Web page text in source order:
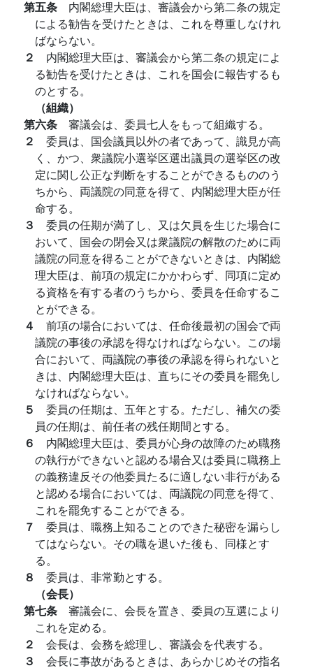
第五条 内閣総理大臣は、審議会から第二条の規定
による勧告を受けたときは、これを尊重しなけれ
ばならない。
２ 内閣総理大臣は、審議会から第二条の規定によ
る勧告を受けたときは、これを国会に報告するも
のとする。
（組織）
第六条 審議会は、委員七人をもって組織する。
２ 委員は、国会議員以外の者であって、識見が高
く、かつ、衆議院小選挙区選出議員の選挙区の改
定に関し公正な判断をすることができるもののう
ちから、両議院の同意を得て、内閣総理大臣が任
命する。
３ 委員の任期が満了し、又は欠員を生じた場合に
おいて、国会の閉会又は衆議院の解散のために両
議院の同意を得ることができないときは、内閣総
理大臣は、前項の規定にかかわらず、同項に定め
る資格を有する者のうちから、委員を任命するこ
とができる。
４ 前項の場合においては、任命後最初の国会で両
議院の事後の承認を得なければならない。この場
合において、両議院の事後の承認を得られないと
きは、内閣総理大臣は、直ちにその委員を罷免し
なければならない。
５ 委員の任期は、五年とする。ただし、補欠の委
員の任期は、前任者の残任期間とする。
６ 内閣総理大臣は、委員が心身の故障のため職務
の執行ができないと認める場合又は委員に職務上
の義務違反その他委員たるに適しない非行がある
と認める場合においては、両議院の同意を得て、
これを罷免することができる。
７ 委員は、職務上知ることのできた秘密を漏らし
てはならない。その職を退いた後も、同様とす
る。
８ 委員は、非常勤とする。
（会長）
第七条 審議会に、会長を置き、委員の互選により
これを定める。
２ 会長は、会務を総理し、審議会を代表する。
３ 会長に事故があるときは、あらかじめその指名